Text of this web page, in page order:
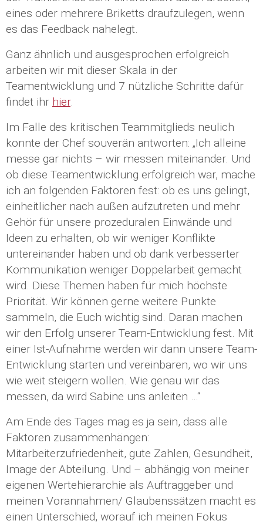
eines oder mehrere Briketts draufzulegen, wenn
es das Feedback nahelegt.
Ganz ähnlich und ausgesprochen erfolgreich
arbeiten wir mit dieser Skala in der
Teamentwicklung und 7 nützliche Schritte dafür
findet ihr hier.
Im Falle des kritischen Teammitglieds neulich
konnte der Chef souverän antworten: „Ich alleine
messe gar nichts – wir messen miteinander. Und
ob diese Teamentwicklung erfolgreich war, mache
ich an folgenden Faktoren fest: ob es uns gelingt,
einheitlicher nach außen aufzutreten und mehr
Gehör für unsere prozeduralen Einwände und
Ideen zu erhalten, ob wir weniger Konflikte
untereinander haben und ob dank verbesserter
Kommunikation weniger Doppelarbeit gemacht
wird. Diese Themen haben für mich höchste
Priorität. Wir können gerne weitere Punkte
sammeln, die Euch wichtig sind. Daran machen
wir den Erfolg unserer Team-Entwicklung fest. Mit
einer Ist-Aufnahme werden wir dann unsere Team-
Entwicklung starten und vereinbaren, wo wir uns
wie weit steigern wollen. Wie genau wir das
messen, da wird Sabine uns anleiten …“
Am Ende des Tages mag es ja sein, dass alle
Faktoren zusammenhängen:
Mitarbeiterzufriedenheit, gute Zahlen, Gesundheit,
Image der Abteilung. Und – abhängig von meiner
eigenen Wertehierarchie als Auftraggeber und
meinen Vorannahmen/ Glaubenssätzen macht es
einen Unterschied, worauf ich meinen Fokus